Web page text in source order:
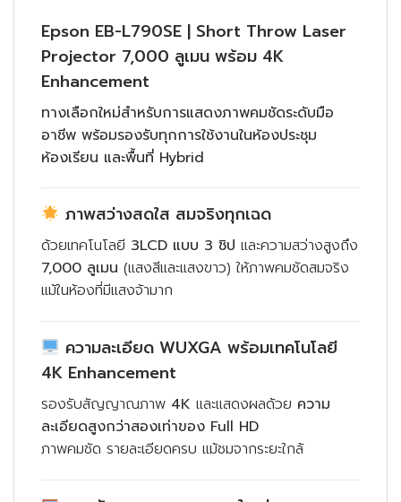
Epson EB-L790SE | Short Throw Laser
Projector 7,000 ลูเมน พร้อม 4K
Enhancement
ทางเลือกใหม่สำหรับการแสดงภาพคมชัดระดับมือ
อาชีพ พร้อมรองรับทุกการใช้งานในห้องประชุม
ห้องเรียน และพื้นที่ Hybrid
ภาพสว่างสดใส สมจริงทุกเฉด
ด้วยเทคโนโลยี 3LCD แบบ 3 ชิป และความสว่างสูงถึง
7,000 ลูเมน (แสงสีและแสงขาว) ให้ภาพคมชัดสมจริง
แม้ในห้องที่มีแสงจ้ามาก
ความละเอียด WUXGA พร้อมเทคโนโลยี
4K Enhancement
รองรับสัญญาณภาพ 4K และแสดงผลด้วย ความ
ละเอียดสูงกว่าสองเท่าของ Full HD
ภาพคมชัด รายละเอียดครบ แม้ชมจากระยะใกล้